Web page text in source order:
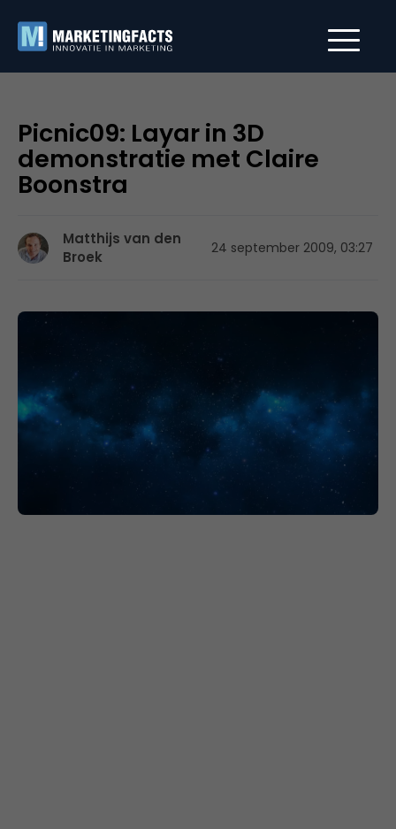
Picnic09: Layar in 3D
demonstratie met Claire
Boonstra
Matthijs van den
Broek
24 september 2009, 03:27